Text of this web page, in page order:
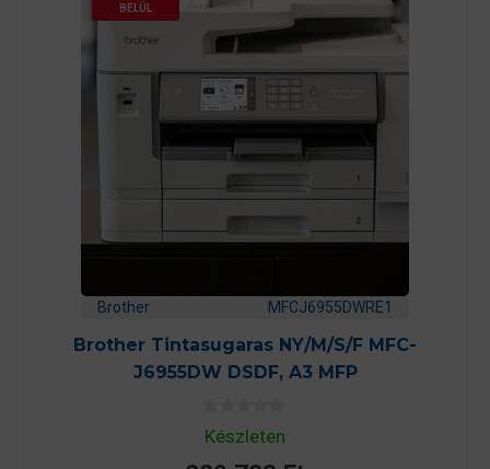
BELÜL
Brother MFCJ6955DWRE1
Brother Tintasugaras NY/M/S/F MFC-
J6955DW DSDF, A3 MFP
0
aKészleten